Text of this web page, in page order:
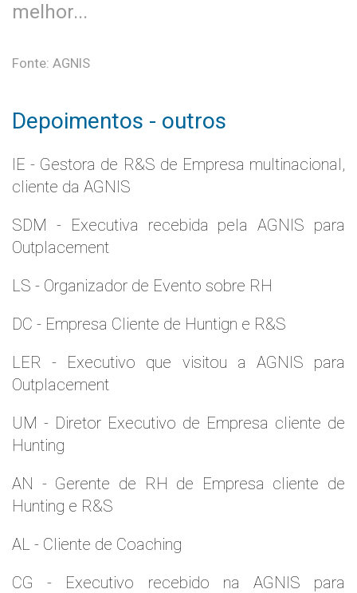
melhor...
Fonte: AGNIS
Depoimentos - outros
IE - Gestora de R&S de Empresa multinacional,
cliente da AGNIS
SDM - Executiva recebida pela AGNIS para
Outplacement
LS - Organizador de Evento sobre RH
DC - Empresa Cliente de Huntign e R&S
LER - Executivo que visitou a AGNIS para
Outplacement
UM - Diretor Executivo de Empresa cliente de
Hunting
AN - Gerente de RH de Empresa cliente de
Hunting e R&S
AL - Cliente de Coaching
CG - Executivo recebido na AGNIS para